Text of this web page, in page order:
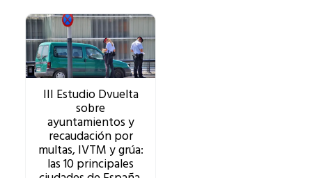
III Estudio Dvuelta
sobre
ayuntamientos y
recaudación por
multas, IVTM y grúa:
las 10 principales